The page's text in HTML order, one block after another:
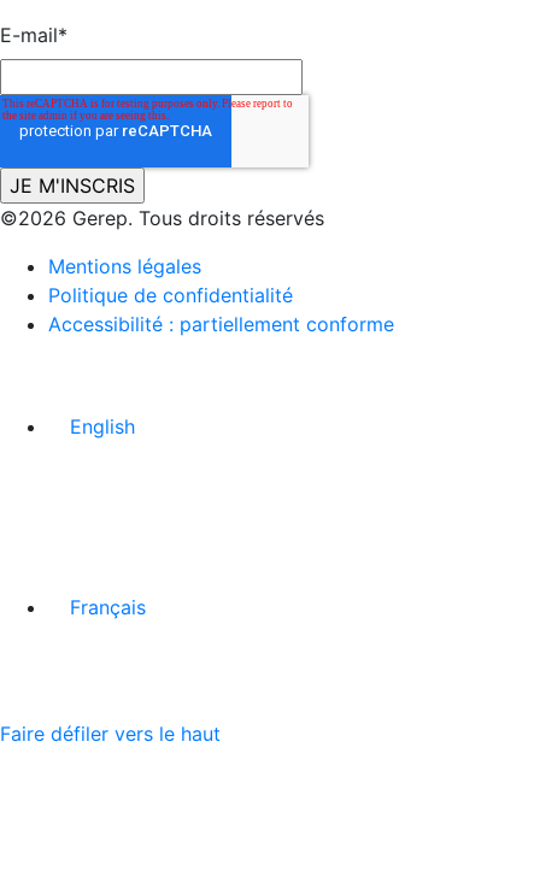
E-mail*
©2026 Gerep. Tous droits réservés
Mentions légales
Politique de confidentialité
Accessibilité : partiellement conforme
English
Français
Faire défiler vers le haut